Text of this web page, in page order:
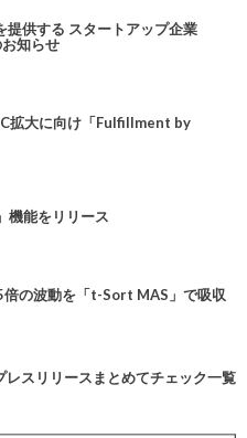
提供する スタートアップ企業
知らせ
拡大に向け「Fulfillment by
機能をリリース
の波動を「t-Sort MAS」で吸収
レスリリースまとめてチェック一覧